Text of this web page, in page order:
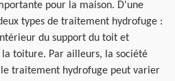
pour la maison. D'une
types de traitement hydrofuge :
du support du toit et
toiture. Par ailleurs, la société
traitement hydrofuge peut varier